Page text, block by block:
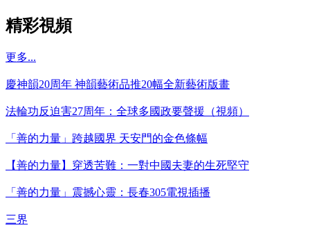
精彩視頻
更多...
慶神韻20周年 神韻藝術品推20幅全新藝術版畫
法輪功反迫害27周年：全球多國政要聲援（視頻）
「善的力量」跨越國界 天安門的金色條幅
【善的力量】穿透苦難：一對中國夫妻的生死堅守
「善的力量」震撼心靈：長春305電視插播
三界